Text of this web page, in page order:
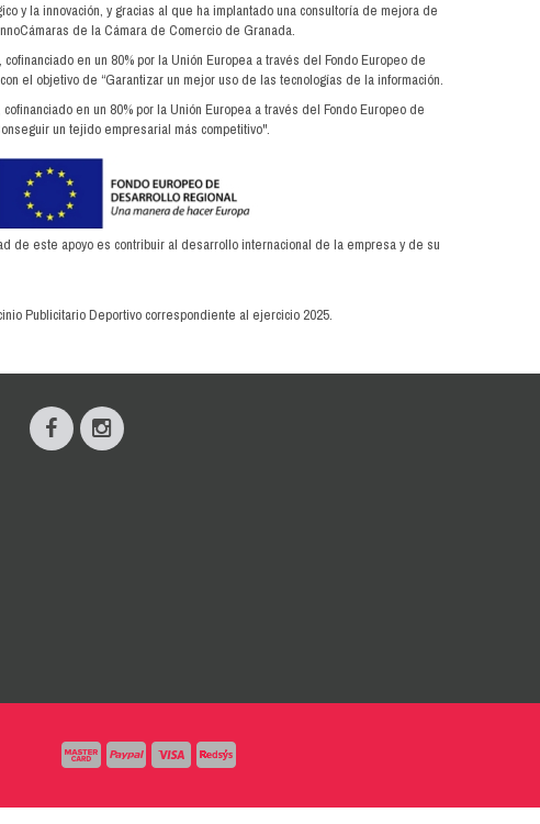
y la innovación, y gracias al que ha implantado una consultoría de mejora de
de la Cámara de Comercio de Granada.
en un 80% por la Unión Europea a través del Fondo Europeo de
el objetivo de “Garantizar un mejor uso de las tecnologías de la información.
en un 80% por la Unión Europea a través del Fondo Europeo de
un tejido empresarial más competitivo".
de este apoyo es contribuir al desarrollo internacional de la empresa y de su
Publicitario Deportivo correspondiente al ejercicio 2025.